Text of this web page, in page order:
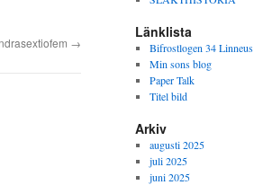
→
Länklista
Bifrostlogen 34 Linneus
Min sons blog
Paper Talk
Titel bild
Arkiv
augusti 2025
juli 2025
juni 2025